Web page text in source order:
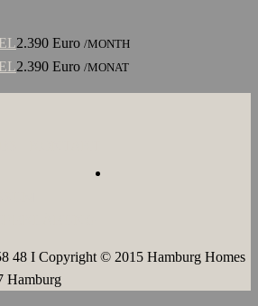
2.390 Euro /MONTH
2.390 Euro /MONAT
48 I Copyright © 2015 Hamburg Homes
Hamburg